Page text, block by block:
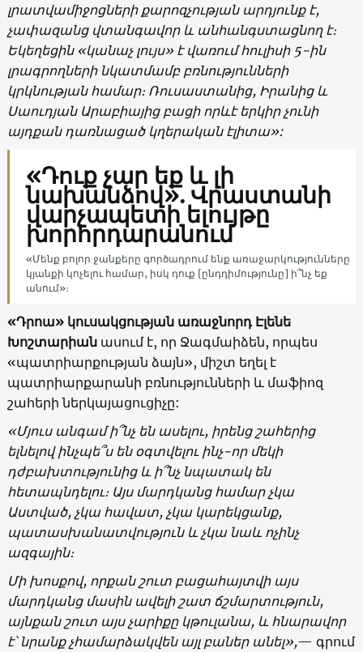
լրատվամիջոցների քարոզչության արդյունք է,
չափազանց վտանգավոր և անհանգստացնող է։
Եկեղեցին «կանաչ լույս»է վառում հուլիսի 5-ին
լրագրողների նկատմամբ բռնությունների
կրկնության համար։ Ռուսաստանից, Իրանից և
Սաուդյան Արաբիայից բացի որևէ երկիր չունի
այդքան դառնացած կղերական էլիտա»:
«Դուք չար եք և լի
նախանձով». Վրաստանի
վարչապետի ելույթը
խորհրդարանում
«Մենք բոլոր ջանքերը գործադրում ենք առաջարկությունները
կյանքի կոչելու համար, իսկ դուք [ընդդիմությունը] ի՞նչ եք
անում»։
«Դրոա» կուսակցության առաջնորդ Էլենե
Խոշտարիան ասում է, որ Ջագմաիձեն, որպես
«պատրիարքության ձայն», միշտ եղել է
պատրիարքարանի բռնությունների և մաֆիոզ
շահերի ներկայացուցիչը:
«Մյուս անգամ ի՞նչ են ասելու, իրենց շահերից
ելնելով ինչպե՞ս են օգտվելու ինչ-որ մեկի
դժբախտությունից և ի՞նչ նպատակ են
հետապնդելու։ Այս մարդկանց համար չկա
Աստված, չկա հավատ, չկա կարեկցանք,
պատասխանատվություն և չկա նաև ոչինչ
ազգային։
Մի խոսքով, որքան շուտ բացահայտվի այս
մարդկանց մասին ավելի շատ ճշմարտություն,
այնքան շուտ այս չարիքը կթուլանա, և հնարավոր
է՝ նրանք չհամարձակվեն այլ բաներ անել»,— գրում